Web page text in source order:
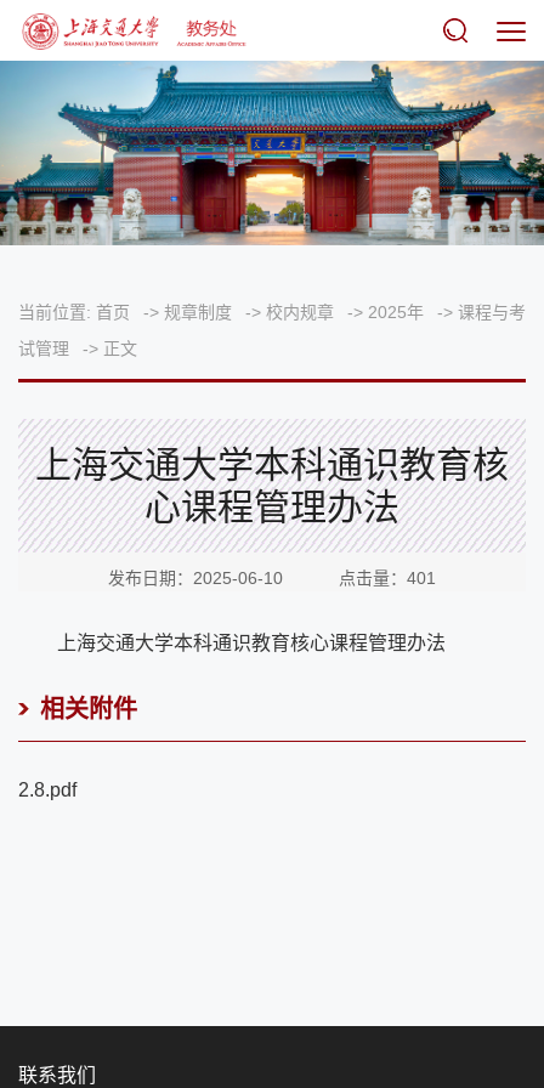
当前位置: 首页 -> 规章制度 -> 校内规章 -> 2025年 -> 课程与考
试管理
-> 正文
上海交通大学本科通识教育核
心课程管理办法
发布日期：2025-06-10 点击量： 401
上海交通大学本科通识教育核心课程管理办法
相关附件
2.8.pdf
联系我们